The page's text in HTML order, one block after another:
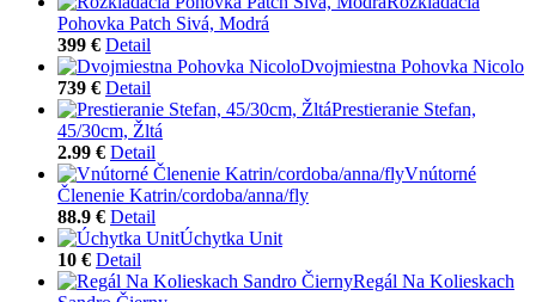
Pohovka Patch Sivá, Modrá
399 € Detail
Dvojmiestna Pohovka Nicolo
739 € Detail
Prestieranie Stefan,
45/30cm, Žltá
2.99 € Detail
Vnútorné
Členenie Katrin/cordoba/anna/fly
88.9 € Detail
Úchytka Unit
10 € Detail
Regál Na Kolieskach